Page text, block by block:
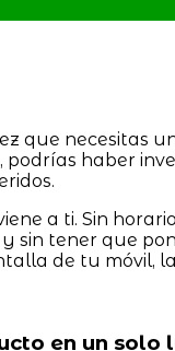
que necesitas
haber
a ti. Sin
sin tener que
de tu móvil,
en un solo